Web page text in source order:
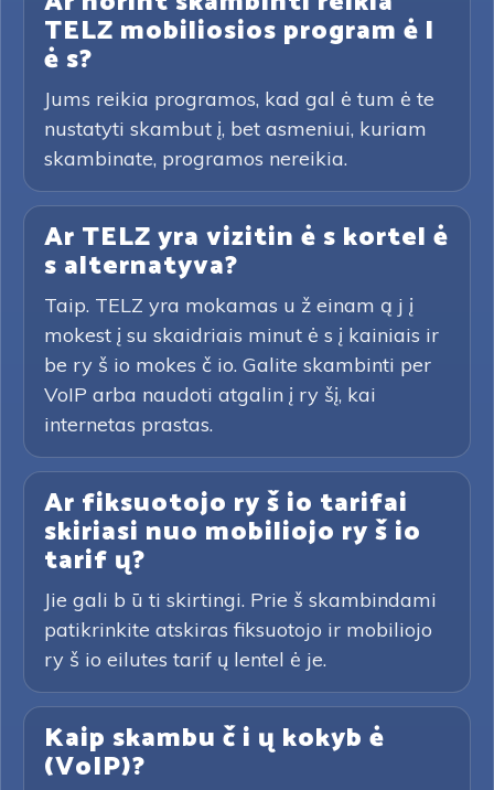
TELZ mobiliosios program ė l
ė s?
Jums reikia programos, kad gal ė tum ė te
nustatyti skambut į, bet asmeniui, kuriam
skambinate, programos nereikia.
Ar TELZ yra vizitin ė s kortel ė
s alternatyva?
Taip. TELZ yra mokamas u ž einam ą j į
mokest į su skaidriais minut ė s į kainiais ir
be ry š io mokes č io. Galite skambinti per
VoIP arba naudoti atgalin į ry šį, kai
internetas prastas.
Ar fiksuotojo ry š io tarifai
skiriasi nuo mobiliojo ry š io
tarif ų?
Jie gali b ū ti skirtingi. Prie š skambindami
patikrinkite atskiras fiksuotojo ir mobiliojo
ry š io eilutes tarif ų lentel ė je.
Kaip skambu č i ų kokyb ė
(VoIP)?